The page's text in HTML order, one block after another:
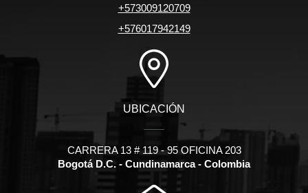
+573009120709
+576017942149
UBICACIÓN
CARRERA 13 # 119 - 95 OFICINA 203
Bogotá D.C. - Cundinamarca - Colombia